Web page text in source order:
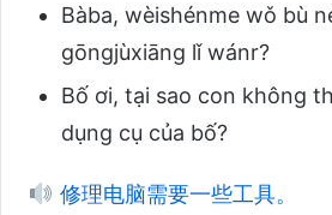
Bàba, wèishénme wǒ bù
gōngjùxiāng lǐ wánr?
Bố ơi, tại sao con không
dụng cụ của bố?
修理电脑需要一些工具。